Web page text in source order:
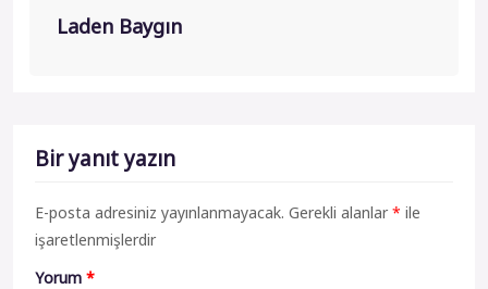
Laden Baygın
Bir yanıt yazın
E-posta adresiniz yayınlanmayacak. Gerekli alanlar * ile
işaretlenmişlerdir
Yorum *